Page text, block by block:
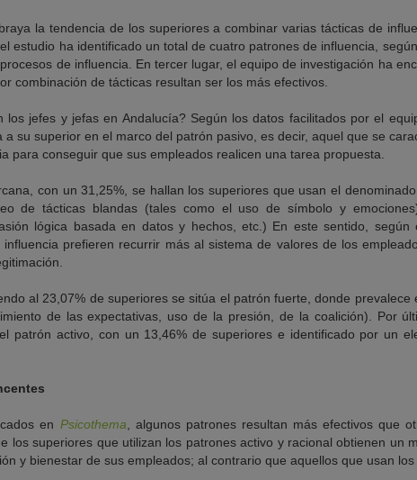
la tendencia de los superiores a combinar varias tácticas de
estudio ha identificado un total de cuatro patrones de influencia,
de influencia. En tercer lugar, el equipo de investigación ha
combinación de tácticas resultan ser los más efectivos.
los jefes y jefas en Andalucía? Según los datos facilitados por el
a su superior en el marco del patrón pasivo, es decir, aquel que se
para conseguir que sus empleados realicen una tarea propuesta.
con un 31,25%, se hallan los superiores que usan el
de tácticas blandas (tales como el uso de símbolo y
lógica basada en datos y hechos, etc.) En este sentido, según
prefieren recurrir más al sistema de valores de los
al 23,07% de superiores se sitúa el patrón fuerte, donde
de las expectativas, uso de la presión, de la coalición). Por
patrón activo, con un 13,46% de superiores e identificado por un
en Psicothema, algunos patrones resultan más efectivos que
los superiores que utilizan los patrones activo y racional obtienen un
y bienestar de sus empleados; al contrario que aquellos que usan